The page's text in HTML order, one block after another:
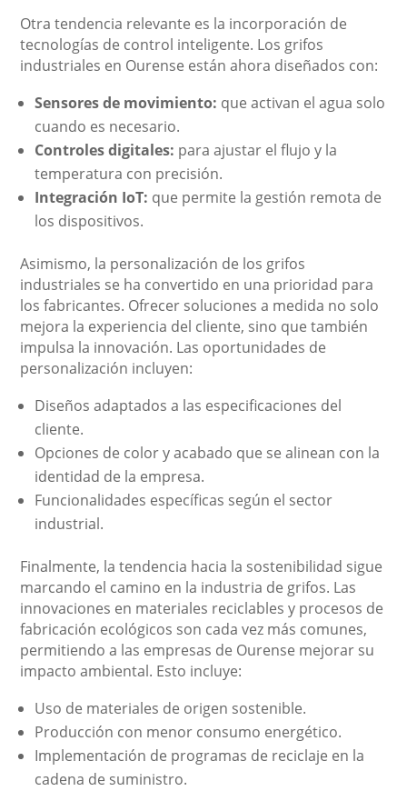
Otra tendencia relevante es la incorporación de
tecnologías de control inteligente. Los grifos
industriales en Ourense están ahora diseñados con:
Sensores de movimiento: que activan el agua solo
cuando es necesario.
Controles digitales: para ajustar el flujo y la
temperatura con precisión.
Integración IoT: que permite la gestión remota de
los dispositivos.
Asimismo, la personalización de los grifos
industriales se ha convertido en una prioridad para
los fabricantes. Ofrecer soluciones a medida no solo
mejora la experiencia del cliente, sino que también
impulsa la innovación. Las oportunidades de
personalización incluyen:
Diseños adaptados a las especificaciones del
cliente.
Opciones de color y acabado que se alinean con la
identidad de la empresa.
Funcionalidades específicas según el sector
industrial.
Finalmente, la tendencia hacia la sostenibilidad sigue
marcando el camino en la industria de grifos. Las
innovaciones en materiales reciclables y procesos de
fabricación ecológicos son cada vez más comunes,
permitiendo a las empresas de Ourense mejorar su
impacto ambiental. Esto incluye:
Uso de materiales de origen sostenible.
Producción con menor consumo energético.
Implementación de programas de reciclaje en la
cadena de suministro.